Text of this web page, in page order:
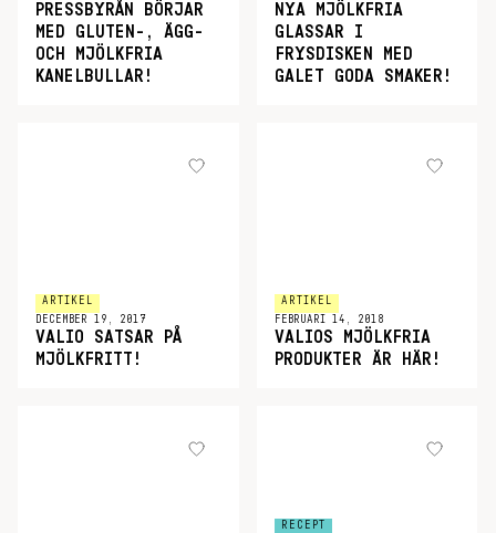
PRESSBYRÅN BÖRJAR
MED GLUTEN-, ÄGG-
OCH MJÖLKFRIA
KANELBULLAR!
NYA MJÖLKFRIA
GLASSAR I
FRYSDISKEN MED
GALET GODA SMAKER!
ARTIKEL
DECEMBER 19, 2017
VALIO SATSAR PÅ
MJÖLKFRITT!
ARTIKEL
FEBRUARI 14, 2018
VALIOS MJÖLKFRIA
PRODUKTER ÄR HÄR!
RECEPT